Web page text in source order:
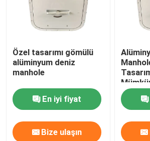
Özel tasarımı gömülü
alüminyum deniz
manhole
En iyi fiyat
Bize ulaşın